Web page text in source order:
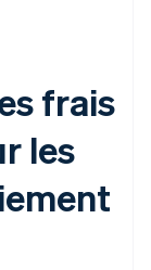
frais
les